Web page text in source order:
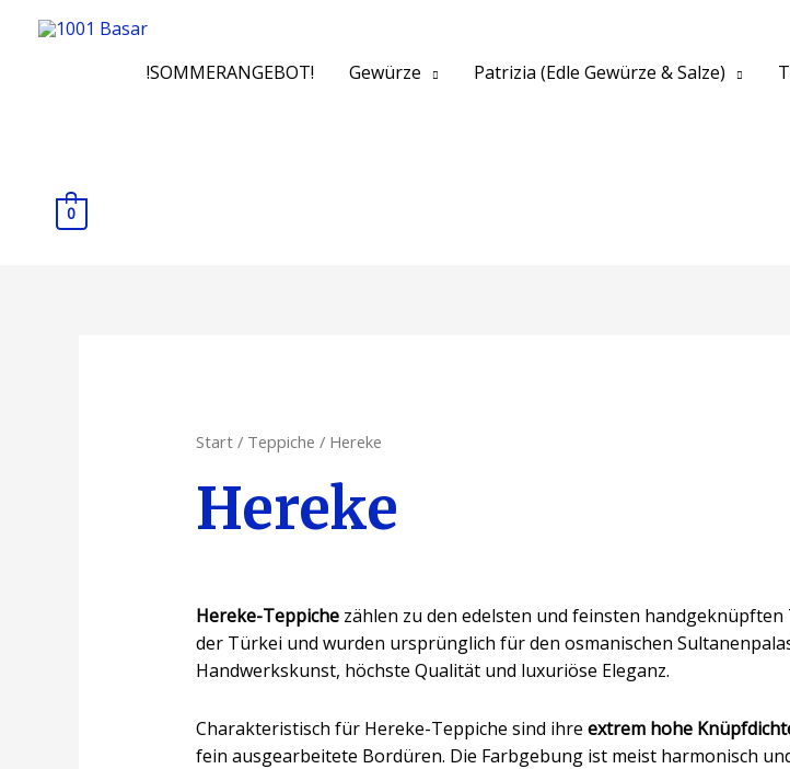
!SOMMERANGEBOT! Gewürze Patrizia (Edle Gewürze & Salze)
0
Start/ Teppiche / Hereke
Hereke
Hereke-Teppichezählen zu den edelsten und feinsten handgeknüpften
der Türkei und wurden ursprünglich für den osmanischen
Handwerkskunst, höchste Qualität und luxuriöse Eleganz.
Charakteristisch für Hereke-Teppiche sind ihre extrem hohe
fein ausgearbeitete Bordüren. Die Farbgebung ist meist harmonisch